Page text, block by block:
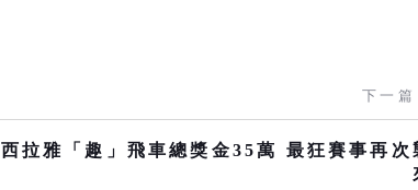
下一篇
西拉雅「趣」飛車總獎金35萬 最狂賽事再次